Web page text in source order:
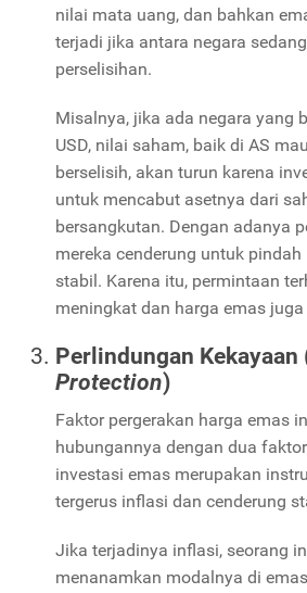
nilai mata uang, dan bahkan
terjadi jika antara negara
perselisihan.
Misalnya, jika ada negara yang
USD, nilai saham, baik di AS
berselisih, akan turun karena
untuk mencabut asetnya dari
bersangkutan. Dengan adanya
mereka cenderung untuk
stabil. Karena itu, permintaan
meningkat dan harga emas
Perlindungan Kekayaan
Protection)
Faktor pergerakan harga emas
hubungannya dengan dua
investasi emas merupakan
tergerus inflasi dan cenderung
Jika terjadinya inflasi, seorang
menanamkan modalnya di